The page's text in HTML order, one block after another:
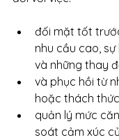
đối mặt tốt
nhu cầu cao,
và những thay
và phục hồi từ
hoặc thách thức
quản lý mức
soát cảm xúc